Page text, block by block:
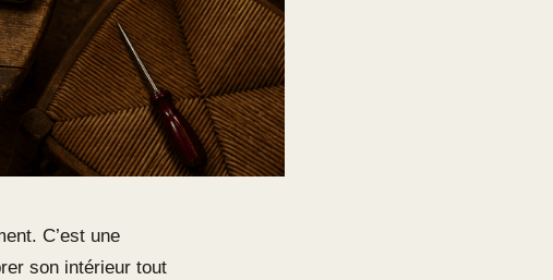
C’est une
son intérieur tout